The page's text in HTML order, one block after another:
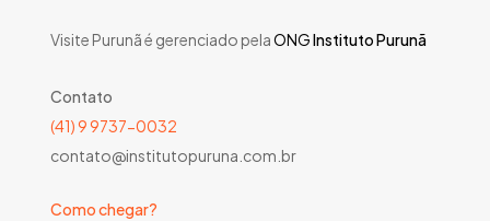
Visite Purunã é gerenciado pelaONGInstituto Purunã
Contato
(41) 9 9737-0032
contato@institutopuruna.com.br
Como chegar?